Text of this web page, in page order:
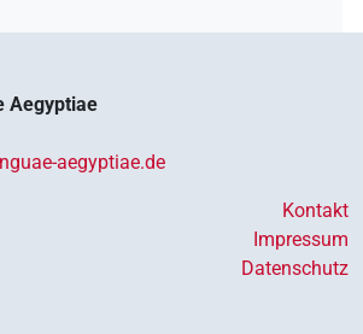
Aegyptiae
aegyptiae.de
Kontakt
Impressum
Datenschutz